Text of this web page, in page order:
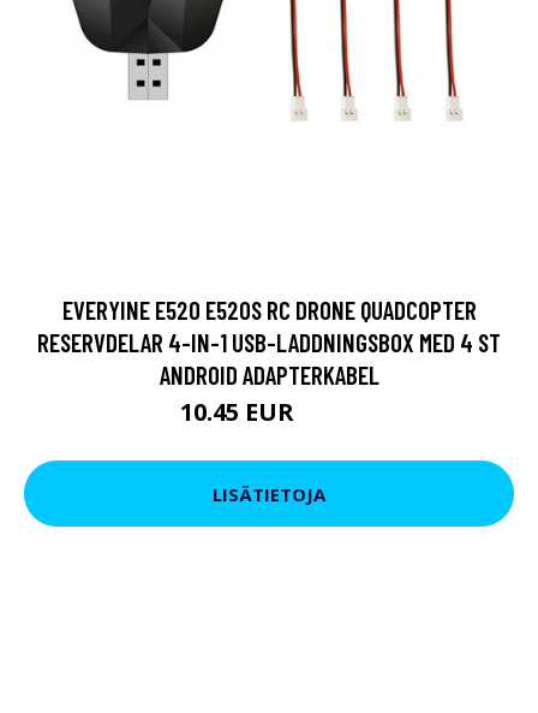
EVERYINE E520 E520S RC DRONE QUADCOPTER
RESERVDELAR 4-IN-1 USB-LADDNINGSBOX MED 4 ST
ANDROID ADAPTERKABEL
10.45 EUR
LISÄTIETOJA